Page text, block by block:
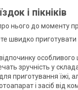
і пікніків
нього до моменту
швидко приготувати
особливого
зручність у
приготування їжі,
і засіб від